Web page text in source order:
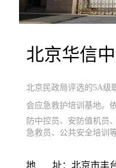
北京华信
北京民政局评选的5A级
会应急救护培训基地。
防中控员、安防值机员
急救员、公共安全培训
地 址：北京市丰